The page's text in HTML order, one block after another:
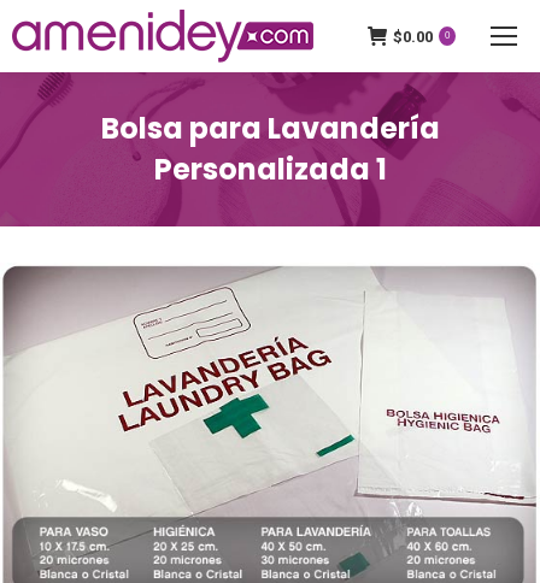
$0.00 0
Bolsa para Lavandería
Personalizada 1